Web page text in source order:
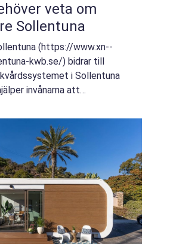
veta om
Sollentuna
(https://www.xn--
kwb.se/) bidrar till
i Sollentuna
invånarna att
problem som har med